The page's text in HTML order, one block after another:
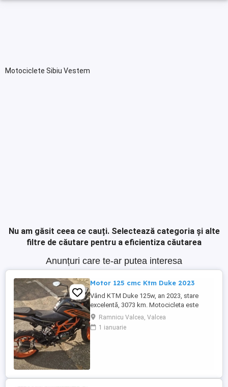
Motociclete Sibiu Vestem
Nu am găsit ceea ce cauți. Selectează categoria și alte
filtre de căutare pentru a eficientiza căutarea
Anunțuri care te-ar putea interesa
Motor 125 cmc Ktm Duke 2023
Vând KTM Duke 125w, an 2023, stare
excelentă, 3073 km. Motocicleta este
ideală pentru începători sau pentru oraș.
Fără daune, lovituri!
Ramnicu Valcea, Valcea
1 ianuarie